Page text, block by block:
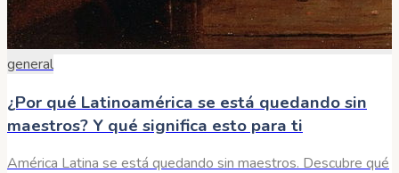
general
¿Por qué Latinoamérica se está quedando sin
maestros? Y qué significa esto para ti
América Latina se está quedando sin maestros. Descubre qué